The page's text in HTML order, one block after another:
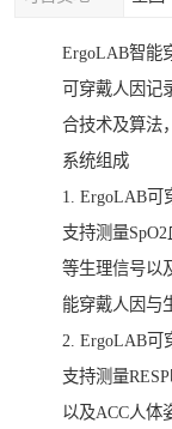
ErgoLAB智能
可穿戴人因记
合技术及算法
系统组成
1. ErgoLAB可
支持测量
等生理信号以
能穿戴人因与
2. ErgoLAB可
支持测量
以及ACC人体